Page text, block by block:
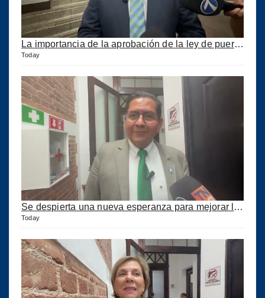
La importancia de la aprobación de la ley de puertos
Today
Se despierta una nueva esperanza para mejorar los puertos del país
Today